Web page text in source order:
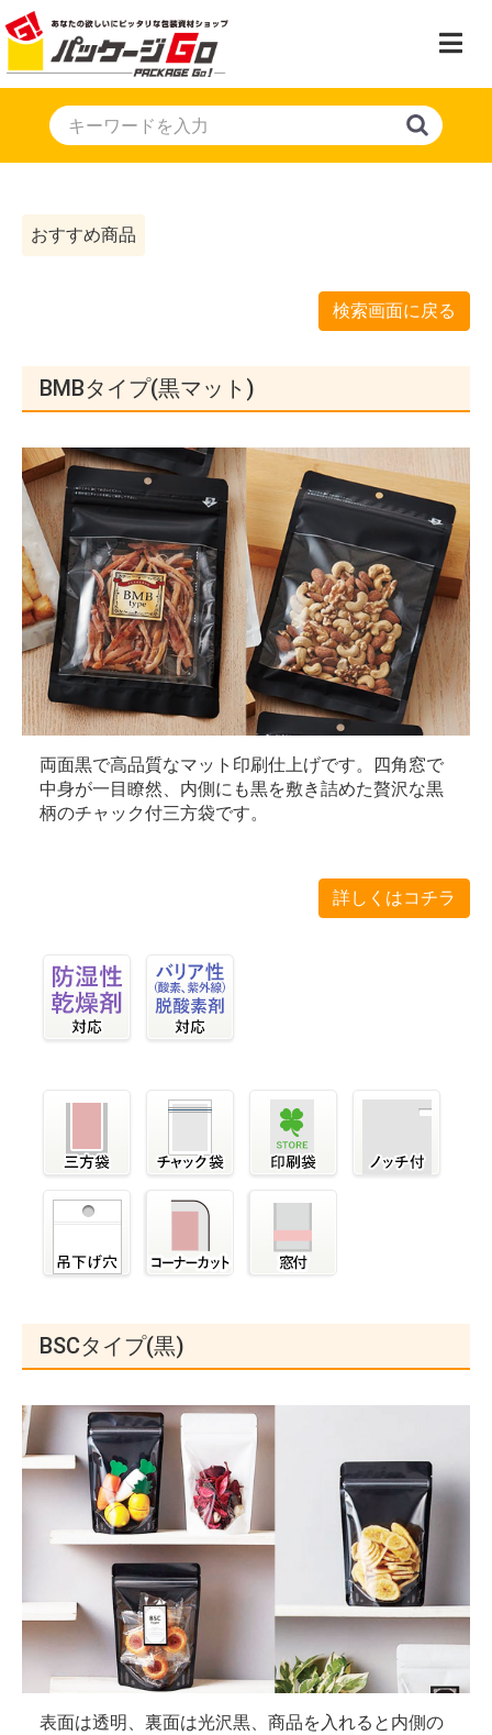
おすすめ商品
検索画面に戻る
BMBタイプ(黒マット)
両面黒で高品質なマット印刷仕上げです。四角窓で
中身が一目瞭然、内側にも黒を敷き詰めた贅沢な黒
柄のチャック付三方袋です。
詳しくはコチラ
BSCタイプ(黒)
表面は透明、裏面は光沢黒、商品を入れると内側の